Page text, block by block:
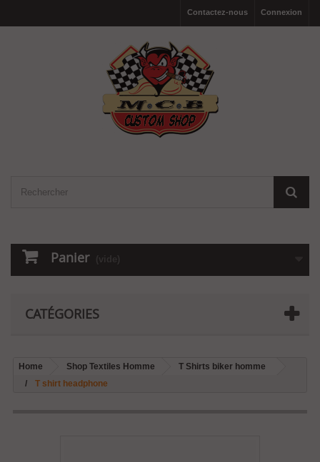
Connexion
Contactez-nous
Panier (vide)
CATÉGORIES
Home Shop Textiles Homme
T Shirts biker homme
T shirt headphone